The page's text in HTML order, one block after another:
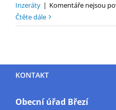
Inzeráty | Komentáře nejsou
Čtěte dále
KONTAKT
Obecní úřad Březí